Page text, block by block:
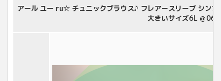
アール ユー ru☆ チュニックブラウス♪ フレアースリーブ シン
大きいサイズ6L ＠067